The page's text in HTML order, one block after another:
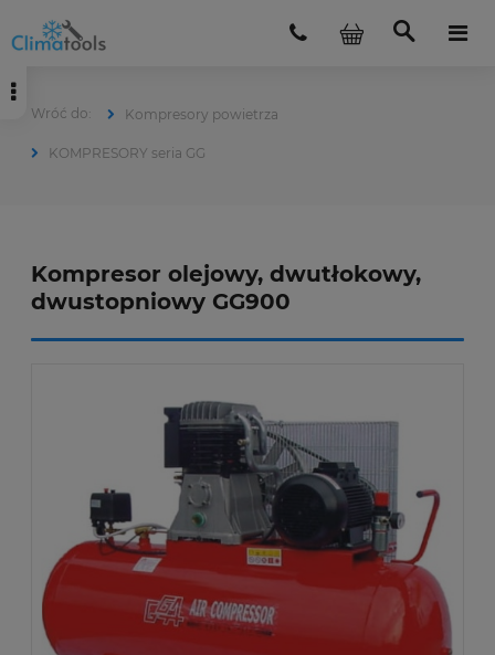
Kompresory powietrza
KOMPRESORY seria GG
Kompresor olejowy, dwutłokowy,
dwustopniowy GG900